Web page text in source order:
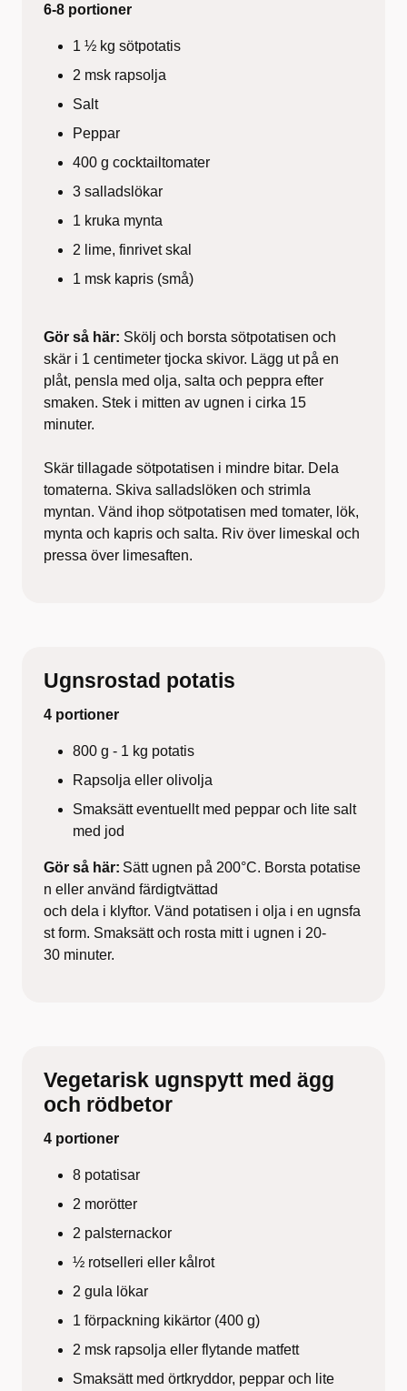
6-8 portioner
1 ½ kg sötpotatis
2 msk rapsolja
Salt
Peppar
400 g cocktailtomater
3 salladslökar
1 kruka mynta
2 lime, finrivet skal
1 msk kapris (små)
Gör så här: Skölj och borsta sötpotatisen och
skär i 1 centimeter tjocka skivor. Lägg ut på en
plåt, pensla med olja, salta och peppra efter
smaken. Stek i mitten av ugnen i cirka 15
minuter.
Skär tillagade sötpotatisen i mindre bitar. Dela
tomaterna. Skiva salladslöken och strimla
myntan. Vänd ihop sötpotatisen med tomater, lök,
mynta och kapris och salta. Riv över limeskal och
pressa över limesaften.
Ugnsrostad potatis
4 portioner
800 g - 1 kg potatis
Rapsolja eller olivolja
Smaksätt eventuellt med peppar och lite salt
med jod
Gör så här: Sätt ugnen på 200°C. Borsta potatise
n eller använd färdigtvättad
och dela i klyftor. Vänd potatisen i olja i en ugnsfa
st form. Smaksätt och rosta mitt i ugnen i 20-
30 minuter.
Vegetarisk ugnspytt med ägg
och rödbetor
4 portioner
8 potatisar
2 morötter
2 palsternackor
½ rotselleri eller kålrot
2 gula lökar
1 förpackning kikärtor (400 g)
2 msk rapsolja eller flytande matfett
Smaksätt med örtkryddor, peppar och lite